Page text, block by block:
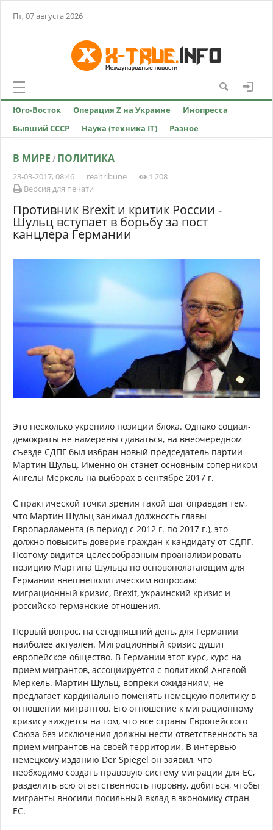
Пт, 07 августа 2026
Юго-Восток Операция Z на Украине
Инопресса
Бывший СССР
Наука (техника IT) Разное
В МИРЕ / ПОЛИТИКА
23-03-2017, 08:46 realtribune
1 208
Версия для печати
Противник Brexit и критик России -
Шульц вступает в борьбу за пост
канцлера Германии
Это несколько укрепило позиции блока. Однако социал-
демократы не намерены сдаваться, на внеочередном
съезде СДПГ был избран новый председатель партии –
Мартин Шульц. Именно он станет основным соперником
Ангелы Меркель на выборах в сентябре 2017 г.
С практической точки зрения такой шаг оправдан тем,
что Мартин Шульц занимал должность главы
Европарламента (в период с 2012 г. по 2017 г.), это
должно повысить доверие граждан к кандидату от СДПГ.
Поэтому видится целесообразным проанализировать
позицию Мартина Шульца по основополагающим для
Германии внешнеполитическим вопросам:
миграционный кризис, Brexit, украинский кризис и
российско-германские отношения.
Первый вопрос, на сегодняшний день, для Германии
наиболее актуален. Миграционный кризис душит
европейское общество. В Германии этот курс, курс на
прием мигрантов, ассоциируется с политикой Ангелой
Меркель. Мартин Шульц, вопреки ожиданиям, не
предлагает кардинально поменять немецкую политику в
отношении мигрантов. Его отношение к миграционному
кризису зиждется на том, что все страны Европейского
Союза без исключения должны нести ответственность за
прием мигрантов на своей территории. В интервью
немецкому изданию Der Spiegel он заявил, что
необходимо создать правовую систему миграции для ЕС,
разделить всю ответственность поровну, добиться, чтобы
мигранты вносили посильный вклад в экономику стран
ЕС.